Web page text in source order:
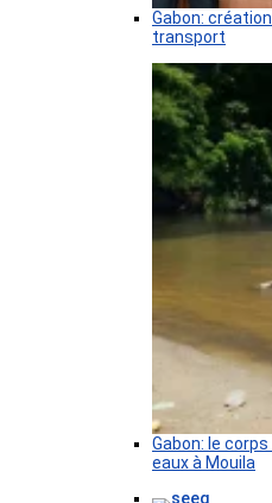
Gabon:
transport
Gabon: le
eaux à Mouila